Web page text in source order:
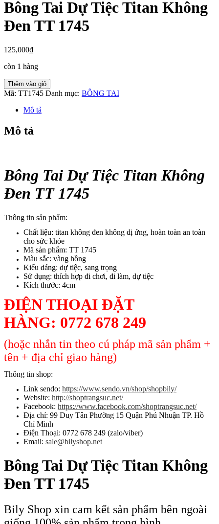
Bông Tai Dự Tiệc Titan Không
Đen TT 1745
125,000₫
còn 1 hàng
Bông
Tai
Tiệc
Không
Đen
lượng
Thêm vào giỏ
Mã: TT1745 Danh mục: BÔNG TAI
Mô tả
Mô tả
Bông Tai Dự Tiệc Titan Không
Đen TT 1745
Thông tin sản phẩm:
Chất liệu: titan không đen không dị ứng, hoàn toàn an toàn
cho sức khỏe
Mã sản phẩm: TT 1745
Màu sắc: vàng hồng
Kiểu dáng: dự tiệc, sang trọng
Sử dụng: thích hợp đi chơi, đi làm, dự tiệc
Kích thước: 4cm
ĐIỆN THOẠI ĐẶT
HÀNG: 0772 678 249
(hoặc nhắn tin theo cú pháp mã sản phẩm +
tên + địa chỉ giao hàng)
Thông tin shop:
Link sendo: https://www.sendo.vn/shop/shopbily/
Website: http://shoptrangsuc.net/
Facebook: https://www.facebook.com/shoptrangsuc.net/
Địa chỉ: 99 Duy Tân Phường 15 Quận Phú Nhuận TP. Hồ
Chí Minh
Điện Thoại: 0772 678 249 (zalo/viber)
Email: sale@bilyshop.net
Bông Tai Dự Tiệc Titan Không
Đen TT 1745
Bily Shop xin cam kết sản phẩm bên ngoài